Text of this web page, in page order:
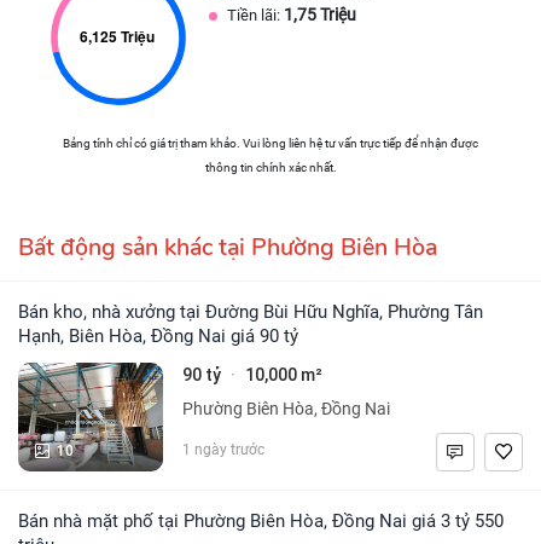
Tiền lãi: 1,75 Triệu
Bảng tính chỉ có giá trị tham khảo. Vui lòng liên hệ tư vấn trực tiếp để nhận được
thông tin chính xác nhất.
Bất động sản khác tại Phường Biên Hòa
Bán kho, nhà xưởng tại Đường Bùi Hữu Nghĩa, Phường Tân
Hạnh, Biên Hòa, Đồng Nai giá 90 tỷ
10
90 tỷ · 10,000 m²
Phường Biên Hòa, Đồng Nai
1 ngày trước
Bán nhà mặt phố tại Phường Biên Hòa, Đồng Nai giá 3 tỷ 550